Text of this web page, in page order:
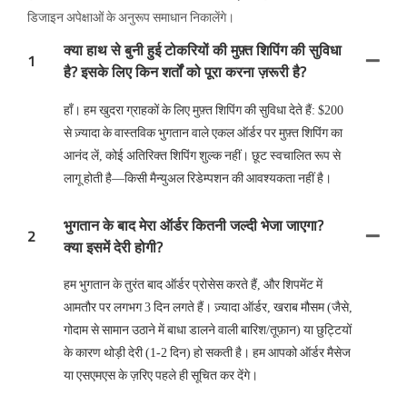
डिजाइन अपेक्षाओं के अनुरूप समाधान निकालेंगे।
1
क्या हाथ से बुनी हुई टोकरियों की मुफ़्त शिपिंग की सुविधा
है? इसके लिए किन शर्तों को पूरा करना ज़रूरी है?
हाँ। हम खुदरा ग्राहकों के लिए मुफ़्त शिपिंग की सुविधा देते हैं: $200
से ज़्यादा के वास्तविक भुगतान वाले एकल ऑर्डर पर मुफ़्त शिपिंग का
आनंद लें, कोई अतिरिक्त शिपिंग शुल्क नहीं। छूट स्वचालित रूप से
लागू होती है—किसी मैन्युअल रिडेम्पशन की आवश्यकता नहीं है।
2
भुगतान के बाद मेरा ऑर्डर कितनी जल्दी भेजा जाएगा?
क्या इसमें देरी होगी?
हम भुगतान के तुरंत बाद ऑर्डर प्रोसेस करते हैं, और शिपमेंट में
आमतौर पर लगभग 3 दिन लगते हैं। ज़्यादा ऑर्डर, खराब मौसम (जैसे,
गोदाम से सामान उठाने में बाधा डालने वाली बारिश/तूफ़ान) या छुट्टियों
के कारण थोड़ी देरी (1-2 दिन) हो सकती है। हम आपको ऑर्डर मैसेज
या एसएमएस के ज़रिए पहले ही सूचित कर देंगे।